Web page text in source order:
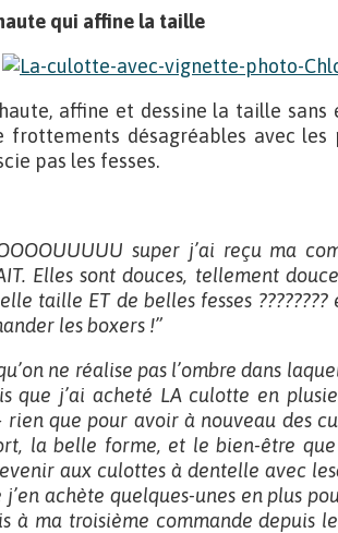
qui affine la taille
affine et dessine la taille sans
frottements désagréables avec
pas les fesses.
super j’ai reçu ma
Elles sont douces, tellement
taille ET de belles fesses
les boxers !”
ne réalise pas l’ombre dans
que j’ai acheté LA culotte en
rien que pour avoir à nouveau des
la belle forme, et le bien-être
aux culottes à dentelle avec
achète quelques-unes en plus
à ma troisième commande depuis